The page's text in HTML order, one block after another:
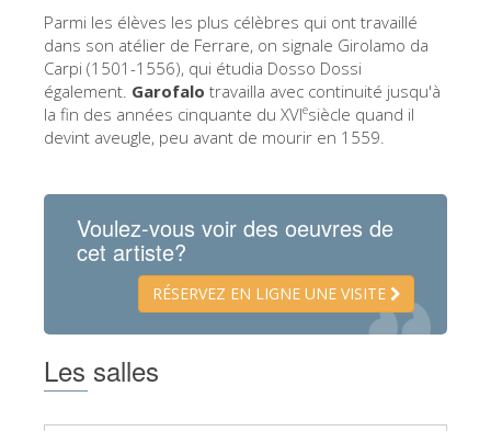
Parmi les élèves les plus célèbres qui ont travaillé
dans son atélier de Ferrare, on signale Girolamo da
Carpi (1501-1556), qui étudia Dosso Dossi
également. Garofalo travailla avec continuité jusqu'à
la fin des années cinquante du XVIesiècle quand il
devint aveugle, peu avant de mourir en 1559.
Voulez-vous voir des oeuvres de
cet artiste?
RÉSERVEZ EN LIGNE UNE VISITE
Les salles